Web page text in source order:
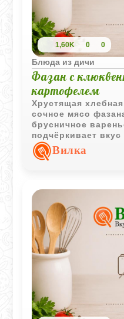
1,60K 0 0
Блюда из дичи
Фазан с
картофелем
Хрустящая
сочное мясо
брусничное
подчёркивает
кислинкой.
сочетание
Вилка